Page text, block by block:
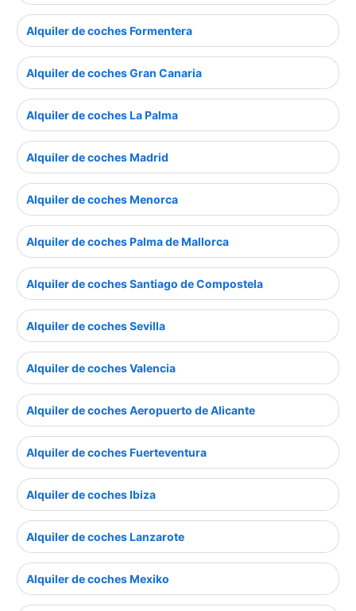
Alquiler de coches Formentera
Alquiler de coches Gran Canaria
Alquiler de coches La Palma
Alquiler de coches Madrid
Alquiler de coches Menorca
Alquiler de coches Palma de Mallorca
Alquiler de coches Santiago de Compostela
Alquiler de coches Sevilla
Alquiler de coches Valencia
Alquiler de coches Aeropuerto de Alicante
Alquiler de coches Fuerteventura
Alquiler de coches Ibiza
Alquiler de coches Lanzarote
Alquiler de coches Mexiko